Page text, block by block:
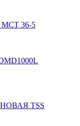
MCT 36-5
TSS